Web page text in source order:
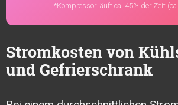
*Kompressor läuft ca. 45% der Zeit
Stromkosten von
und Gefrierschrank